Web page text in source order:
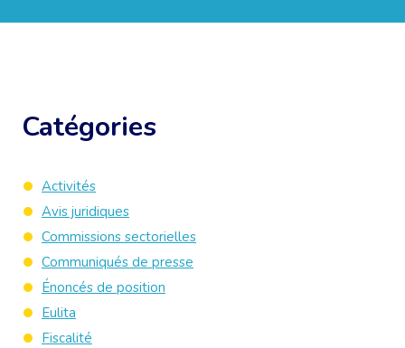
Catégories
Activités
Avis juridiques
Commissions sectorielles
Communiqués de presse
Énoncés de position
Eulita
Fiscalité